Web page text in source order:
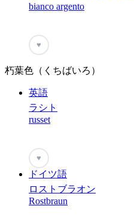
bianco argento
♥
朽葉色（くちばいろ）
英語
ラシト
russet
♥
ドイツ語
ロストブラオン
Rostbraun